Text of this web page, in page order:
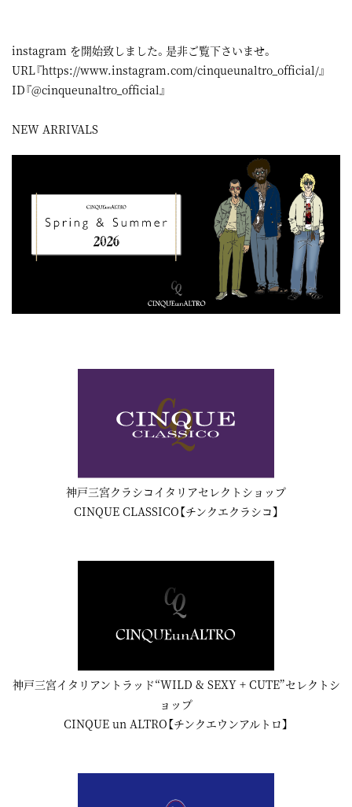
instagram を開始致しました。是非ご覧下さいませ。
URL『https://www.instagram.com/cinqueunaltro_official/』
ID『@cinqueunaltro_official』
NEW ARRIVALS
神戸三宮クラシコイタリアセレクトショップ
CINQUE CLASSICO【チンクエクラシコ】
神戸三宮イタリアントラッド“WILD & SEXY + CUTE”セレクトシ
ョップ
CINQUE un ALTRO【チンクエウンアルトロ】